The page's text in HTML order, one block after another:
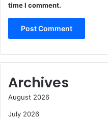
time I comment.
Archives
August 2026
July 2026